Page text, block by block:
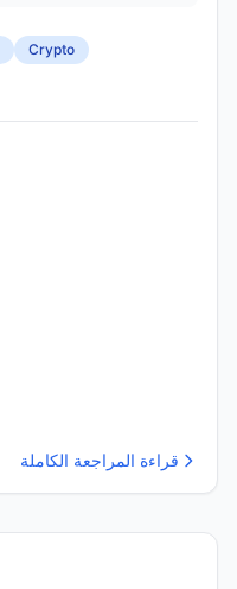
Crypto
قراءة المراجعة الكاملة